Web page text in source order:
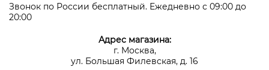
Звонок по России бесплатный. Ежедневно с 09:00 до
20:00
Адрес магазина:
г. Москва,
ул. Большая Филевская, д. 16